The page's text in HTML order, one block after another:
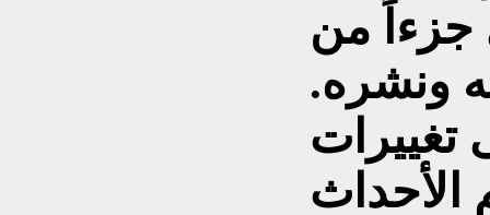
جزءاً من
ونشره.
تغييرات